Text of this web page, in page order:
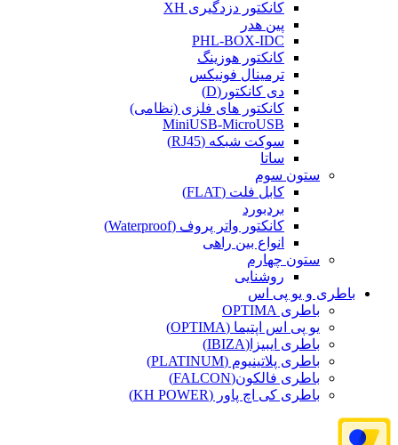
کانکتور دزدگیری XH
پین هدر
PHL-BOX-IDC
کانکتور هوزینگ
ترمینال فونیکس
دی کانکتور(D)
کانکتور های فلزی (نظامی)
MiniUSB-MicroUSB
سوکت شبکه (RJ45)
ساتا
ستون سوم
کابل فلت (FLAT)
بردبورد
کانکتور واتر پروف (Waterproof)
انواع بین راهی
ستون چهارم
روشنایی
باطری و یو پی اس
باطری OPTIMA
یو پی اس اپتیما (OPTIMA)
باطری ایبیزا(IBIZA)
باطری پلاتینیوم (PLATINUM)
باطری فالکون(FALCON)
باطری کی اچ پاور (KH POWER)